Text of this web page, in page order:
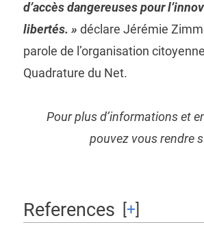
d’accès dangereuses pour
libertés. » déclare Jérémie
parole de l’organisation
Quadrature du Net.
Pour plus d’informations et
pouvez vous rendre
References [+]